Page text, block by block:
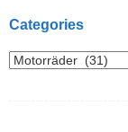
Categories